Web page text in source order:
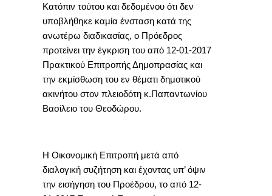
Κατόπιν τούτου και δεδομένου ότι δεν
υποβλήθηκε καμία ένσταση κατά της
ανωτέρω διαδικασίας, ο Πρόεδρος
προτείνει την έγκριση του από 12-01-2017
Πρακτικού Επιτροπής Δημοπρασίας και
την εκμίσθωση του εν θέματι δημοτικού
ακινήτου στον πλειοδότη κ.Παπαντωνίου
Βασίλειο του Θεοδώρου.
Η Οικονομική Επιτροπή μετά από
διαλογική συζήτηση και έχοντας υπ’ όψιν
την εισήγηση του Προέδρου, το από 12-